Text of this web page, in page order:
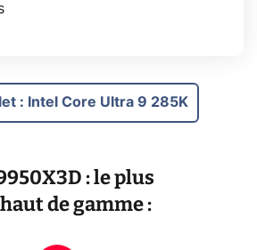
: Intel Core Ultra 9 285K
: le plus
de gamme :